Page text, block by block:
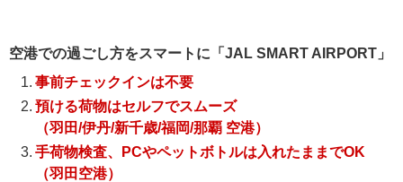
空港での過ごし方をスマートに「JAL SMART AIRPORT」
事前チェックインは不要
預ける荷物はセルフでスムーズ
（羽田/伊丹/新千歳/福岡/那覇 空港）
手荷物検査、PCやペットボトルは入れたままでOK
（羽田空港）